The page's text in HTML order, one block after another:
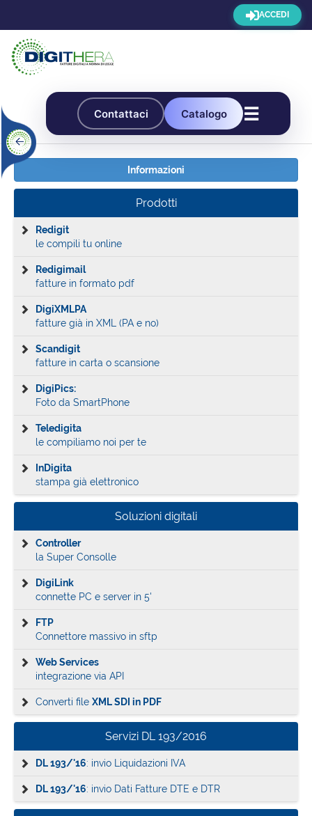
ACCEDI
Contattaci Catalogo ☰
Informazioni
Prodotti
Redigit
le compili tu online
Redigimail
fatture in formato pdf
DigiXMLPA
fatture già in XML (PA e no)
Scandigit
fatture in carta o scansione
DigiPics:
Foto da SmartPhone
Teledigita
le compiliamo noi per te
InDigita
stampa già elettronico
Soluzioni digitali
Controller
la Super Consolle
DigiLink
connette PC e server in 5'
FTP
Connettore massivo in sftp
Web Services
integrazione via API
Converti file XML SDI in PDF
Servizi DL 193/2016
DL 193/'16: invio Liquidazioni IVA
DL 193/'16: invio Dati Fatture DTE e DTR